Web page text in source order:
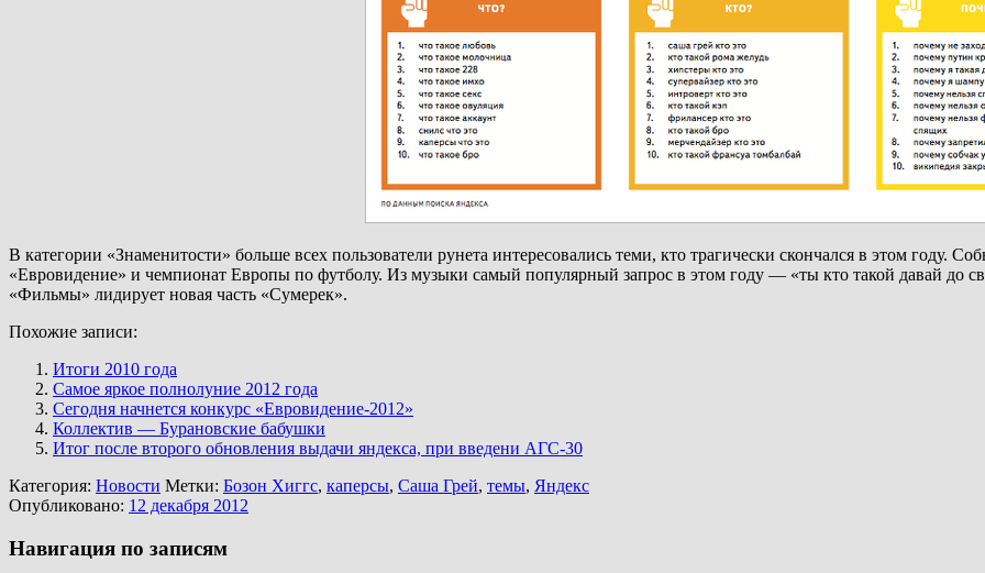
В категории «Знаменитости» больше всех пользователи рунета интересовались теми, кто трагически скончался в этом году.
«Евровидение» и чемпионат Европы по футболу. Из музыки самый популярный запрос в этом году — «ты кто такой давай до
«Фильмы» лидирует новая часть «Сумерек».
Похожие записи:
Итоги 2010 года
Самое яркое полнолуние 2012 года
Сегодня начнется конкурс «Евровидение-2012»
Коллектив — Бурановские бабушки
Итог после второго обновления выдачи яндекса, при введени АГС-30
Категория: Новости Метки: Бозон Хиггс, каперсы, Саша Грей, темы, Яндекс
Опубликовано: 12 декабря 2012
Навигация по записям